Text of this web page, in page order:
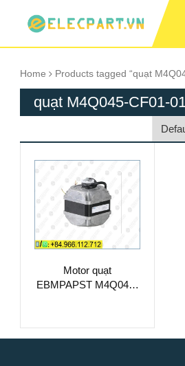
Home Products tagged “quạt
quạt M4Q045-CF01-
Motor quạt
EBMPAPST M4Q045-